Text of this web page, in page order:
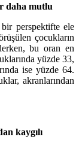
daha mutlu
perspektifte ele
çocukların
bu oran en
yüzde 33,
ise yüzde 64.
akranlarından
kaygılı